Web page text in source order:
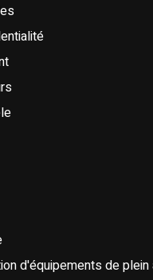
d'équipements de plein